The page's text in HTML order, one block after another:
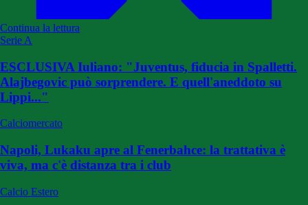
Continua la lettura
Serie A
ESCLUSIVA Iuliano: "Juventus, fiducia in Spalletti.
Alajbegovic può sorprendere. E quell'aneddoto su
Lippi..."
Calciomercato
Napoli, Lukaku apre al Fenerbahce: la trattativa è
viva, ma c'è distanza tra i club
Calcio Estero